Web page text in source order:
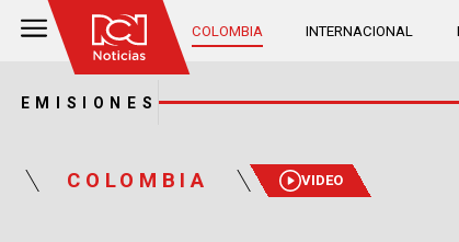
COLOMBIA INTERNACIONAL
EMISIONES
COLOMBIA VIDEO